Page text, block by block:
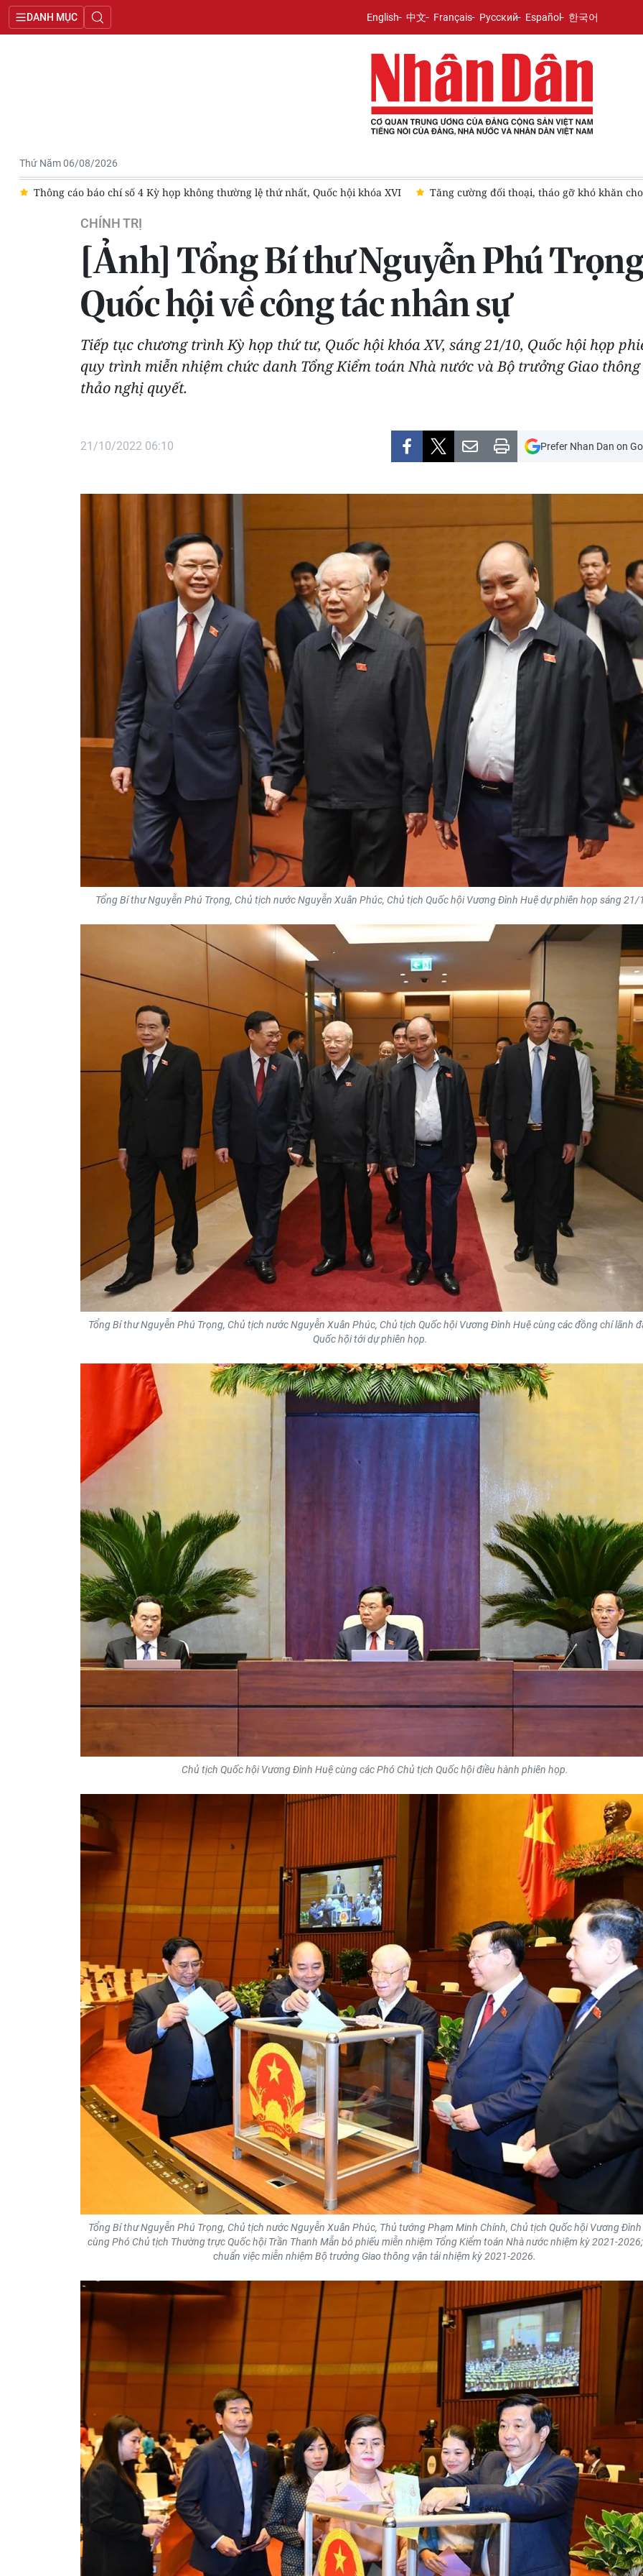
DANH MỤC English 中文 Français Русский Español 한국어
Thứ Năm 06/08/2026
XVI Tăng cường đối thoại, tháo gỡ khó khăn cho người lao động Cà Mau [Ảnh] Chủ tịch Quốc hội Trần Thanh Mẫn tiếp
CHÍNH TRỊ
[Ảnh] Tổng Bí thư Nguyễn Phú
Quốc hội về công tác nhân sự
Tiếp tục chương trình Kỳ họp thứ tư, Quốc hội khóa XV, sáng 21/10, Quốc hội họp
quy trình miễn nhiệm chức danh Tổng Kiểm toán Nhà nước và Bộ trưởng Giao
thảo nghị quyết.
21/10/2022 06:10 Prefer Nhan Dan on
Tổng Bí thư Nguyễn Phú Trọng, Chủ tịch nước Nguyễn Xuân Phúc, Chủ tịch Quốc hội Vương Đình Huệ dự phiên họp sáng 21/
Tổng Bí thư Nguyễn Phú Trọng, Chủ tịch nước Nguyễn Xuân Phúc, Chủ tịch Quốc hội Vương Đình Huệ cùng các đồng chí lãnh
Quốc hội tới dự phiên họp.
Chủ tịch Quốc hội Vương Đình Huệ cùng các Phó Chủ tịch Quốc hội điều hành phiên họp.
Tổng Bí thư Nguyễn Phú Trọng, Chủ tịch nước Nguyễn Xuân Phúc, Thủ tướng Phạm Minh Chính, Chủ tịch Quốc hội Vương Đình
cùng Phó Chủ tịch Thường trực Quốc hội Trần Thanh Mẫn bỏ phiếu miễn nhiệm Tổng Kiểm toán Nhà nước nhiệm kỳ 2021-
chuẩn việc miễn nhiệm Bộ trưởng Giao thông vận tải nhiệm kỳ 2021-2026.